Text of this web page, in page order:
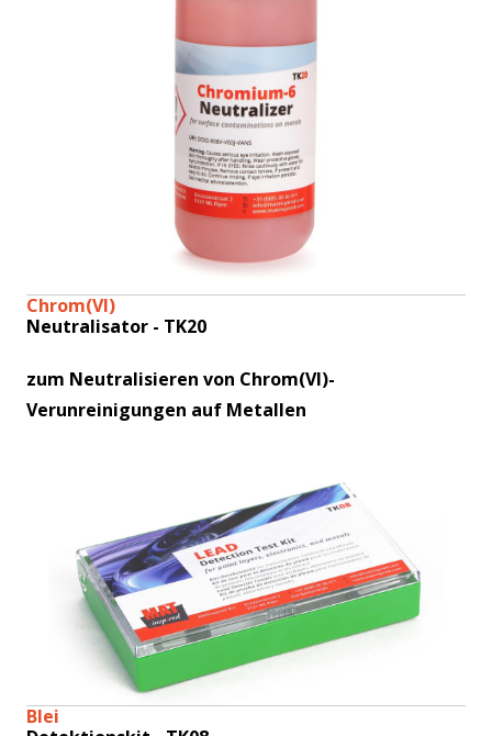
Chrom(VI)
Neutralisator - TK20
zum Neutralisieren von Chrom(VI)-
Verunreinigungen auf Metallen
Blei